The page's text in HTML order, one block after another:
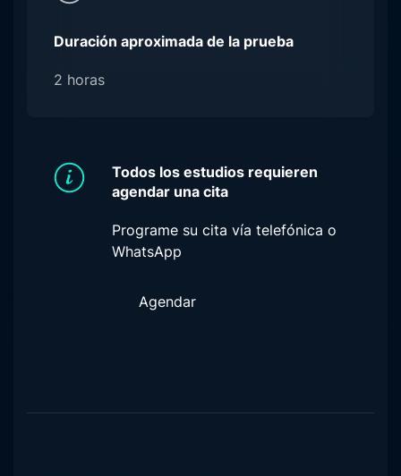
Duración aproximada de la prueba
2 horas
Todos los estudios requieren
agendar una cita
Programe su cita vía telefónica o
WhatsApp
Agendar